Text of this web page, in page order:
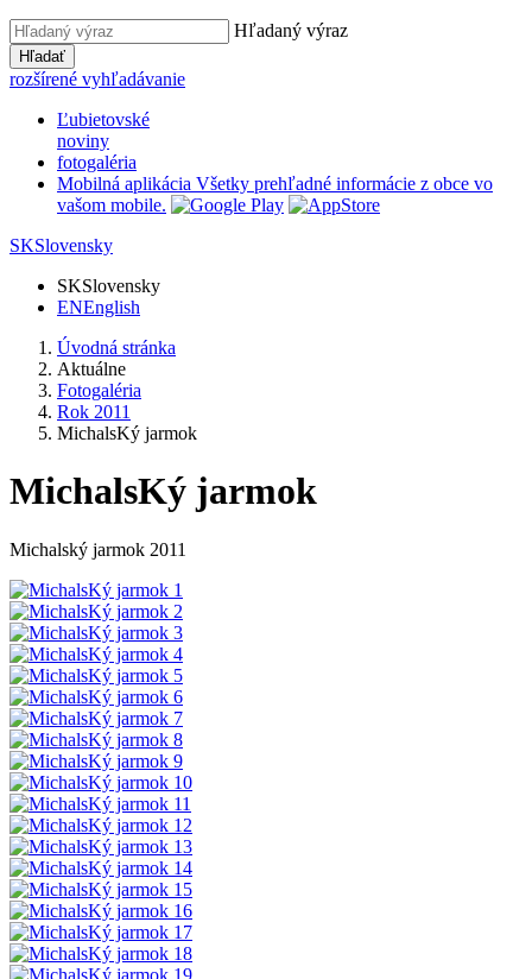
Hľadaný výraz
Hľadať
rozšírené vyhľadávanie
Ľubietovské
noviny
fotogaléria
Mobilná aplikácia Všetky prehľadné informácie z obce vo
vašom mobile.
SKSlovensky
SKSlovensky
ENEnglish
Úvodná stránka
Aktuálne
Fotogaléria
Rok 2011
MichalsKý jarmok
MichalsKý jarmok
Michalský jarmok 2011